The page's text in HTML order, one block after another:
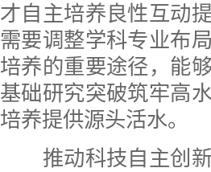
才自主培养良性互动
需要调整学科专业布
培养的重要途径，能
基础研究突破筑牢高
培养提供源头活水。
推动科技自主创新